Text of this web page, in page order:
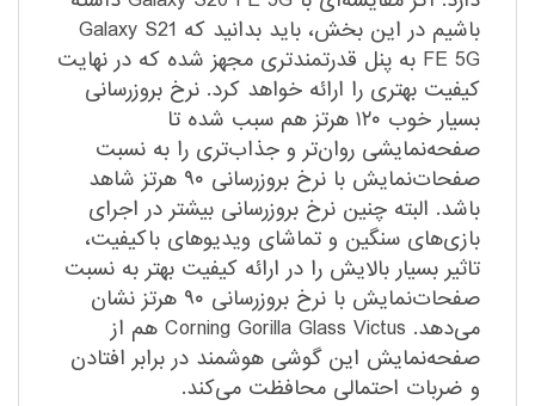
باشیم در این بخش، باید بدانید که Galaxy S21
FE 5G به پنل قدرتمند‌تری مجهز شده که در نهایت
کیفیت بهتری را ارائه خواهد کرد. نرخ بروزرسانی
بسیار خوب ۱۲۰ هرتز هم سبب شده تا
صفحه‌نمایشی روان‌تر و جذاب‌تری را به نسبت
صفحات‌نمایش با نرخ بروزرسانی ۹۰ هرتز شاهد
باشد. البته چنین نرخ بروزرسانی بیشتر در اجرای
بازی‌های سنگین و تماشای ویدیو‌های با‌کیفیت،
تاثیر بسیار بالایش را در ارائه کیفیت بهتر به نسبت
صفحات‌نمایش با نرخ بروزرسانی ۹۰ هرتز نشان
می‌دهد. Corning Gorilla Glass Victus هم از
صفحه‌نمایش این گوشی هوشمند در برابر افتادن
و ضربات احتمالی محافظت می‌کند.